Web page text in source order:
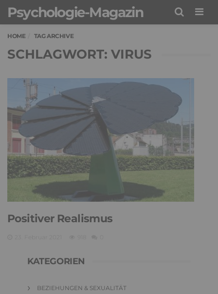
Psychologie-Magazin
HOME TAG ARCHIVE
SCHLAGWORT: VIRUS
Positiver Realismus
KATEGORIEN
BEZIEHUNGEN & SEXUALITÄT